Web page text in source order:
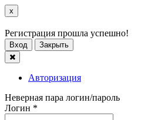
x
Регистрация прошла успешно!
Вход Закрыть
Авторизация
Неверная пара логин/пароль
Логин *